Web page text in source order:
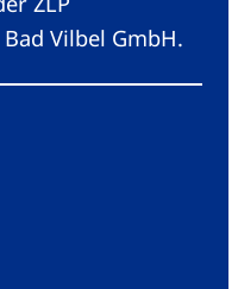
Vilbel GmbH.